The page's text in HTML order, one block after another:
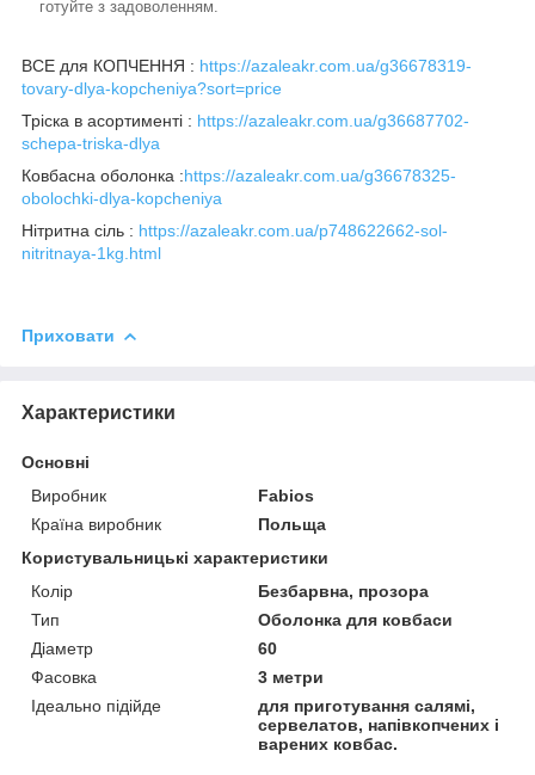
готуйте з задоволенням.
ВСЕ для КОПЧЕННЯ : https://azaleakr.com.ua/g36678319-
tovary-dlya-kopcheniya?sort=price
Тріска в асортименті : https://azaleakr.com.ua/g36687702-
schepa-triska-dlya
Ковбасна оболонка :https://azaleakr.com.ua/g36678325-
obolochki-dlya-kopcheniya
Нітритна сіль : https://azaleakr.com.ua/p748622662-sol-
nitritnaya-1kg.html
Приховати
Характеристики
Основні
Виробник
Fabios
Країна виробник
Польща
Користувальницькі характеристики
Колір
Безбарвна, прозора
Тип
Оболонка для ковбаси
Діаметр
60
Фасовка
3 метри
Ідеально підійде
для приготування салямі,
сервелатов, напівкопчених і
варених ковбас.